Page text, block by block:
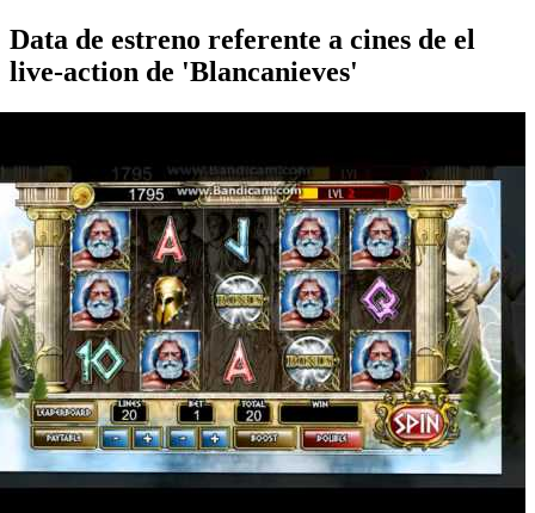
Data de estreno referente a cines de el
live-action de 'Blancanieves'